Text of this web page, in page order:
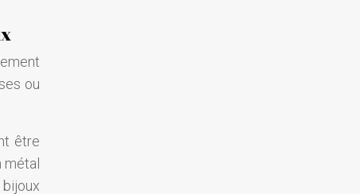
ou
être